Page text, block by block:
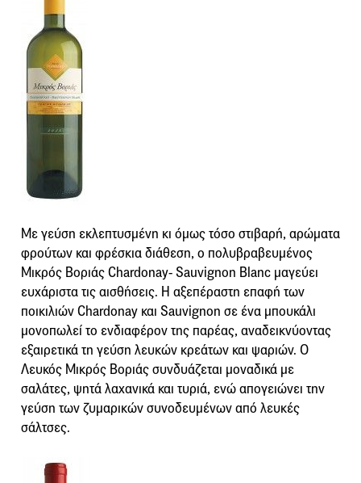
Με γεύση εκλεπτυσμένη κι όμως τόσο στιβαρή, αρώματα
φρούτων και φρέσκια διάθεση, ο πολυβραβευμένος
Μικρός Βοριάς Chardonay- Sauvignon Blanc μαγεύει
ευχάριστα τις αισθήσεις. Η αξεπέραστη επαφή των
ποικιλιών Chardonay και Sauvignon σε ένα μπουκάλι
μονοπωλεί το ενδιαφέρον της παρέας, αναδεικνύοντας
εξαιρετικά τη γεύση λευκών κρεάτων και ψαριών. Ο
Λευκός Μικρός Βοριάς συνδυάζεται μοναδικά με
σαλάτες, ψητά λαχανικά και τυριά, ενώ απογειώνει την
γεύση των ζυμαρικών συνοδευμένων από λευκές
σάλτσες.